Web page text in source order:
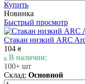
Купить
Новинка
Быстрый просмотр
Стакан низкий ARC
104 ₴
В наличии:
100+ шт
Склад: Основной